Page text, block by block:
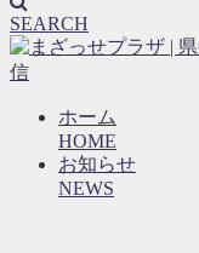
SEARCH
ホーム
HOME
お知らせ
NEWS